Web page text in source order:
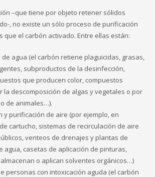
–que tiene por objeto retener sólidos
, no existe un sólo proceso de purificación
que el carbón activado. Entre ellas están:
agua (el carbón retiene plaguicidas, grasas,
subproductos de la desinfección,
que producen color, compuestos
la descomposición de algas y vegetales o por
de animales…).
y purificación de aire (por ejemplo, en
cartucho, sistemas de recirculación de aire
venteos de drenajes y plantas de
agua, casetas de aplicación de pinturas,
o aplican solventes orgánicos…)
personas con intoxicación aguda (el carbón